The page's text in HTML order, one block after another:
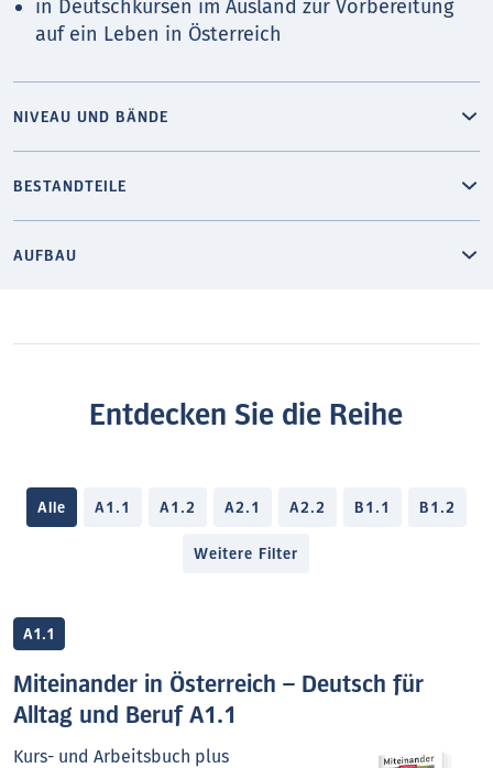
in Deutschkursen im Ausland zur Vorbereitung
auf ein Leben in Österreich
NIVEAU UND BÄNDE
BESTANDTEILE
AUFBAU
Entdecken Sie die Reihe
Alle A1.1 A1.2 A2.1 A2.2 B1.1 B1.2
Weitere Filter
A1.1
Miteinander in Österreich – Deutsch für
Alltag und Beruf A1.1
Kurs- und Arbeitsbuch plus